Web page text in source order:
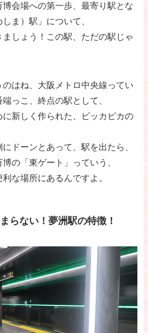
博会場への第一歩、最寄り駅とな
ま）駅」について、
しょう！この駅、ただの駅じゃ
はね、大阪メトロ中央線ってい
っこ、終点の駅として、
に新しく作られた、ピッカピカの
ドーンとあって、駅を出たら、
の「東ゲート」っていう、
な場所にあるんですよ。
らない！夢洲駅の特徴！